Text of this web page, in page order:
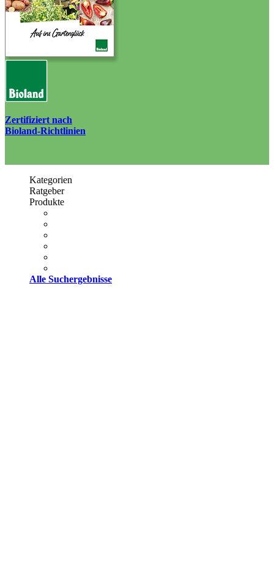
Zertifiziert nach
Bioland-Richtlinien
Kategorien
Ratgeber
Produkte
Alle Suchergebnisse